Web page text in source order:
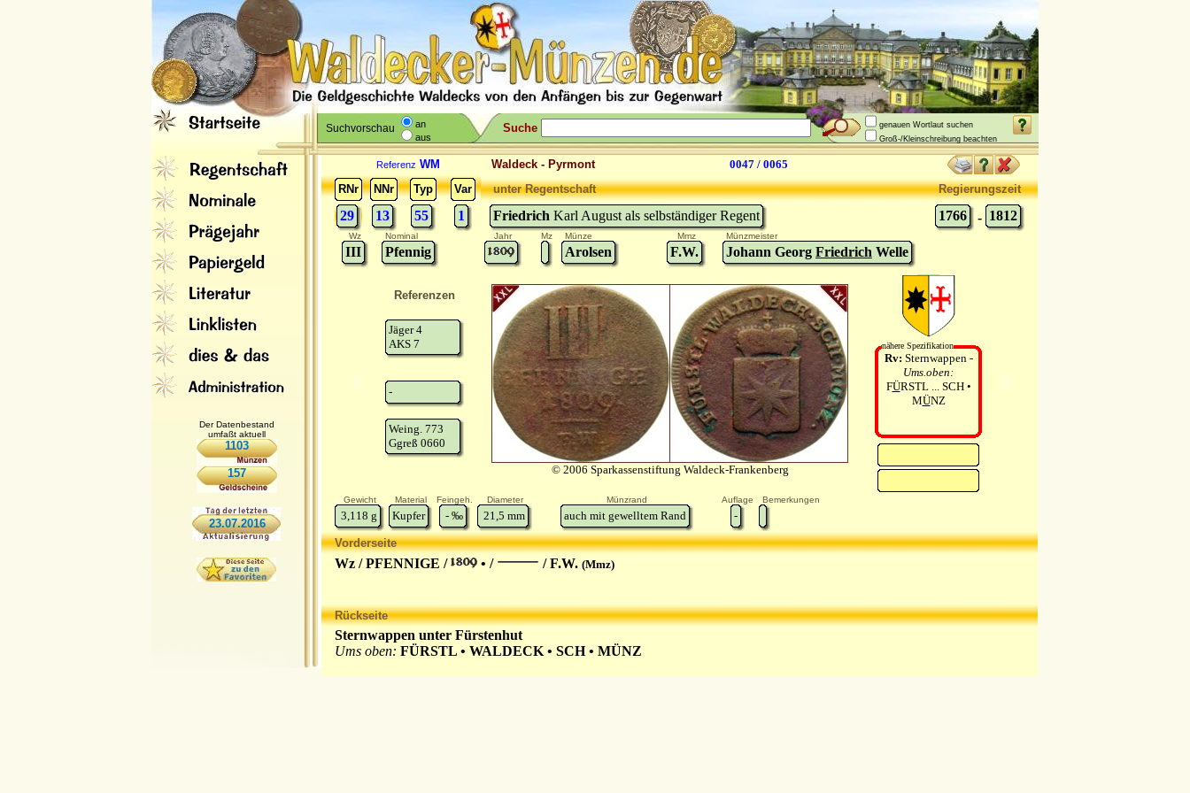
Suchvorschau
an
aus
Suche
genauen Wortlaut suchen
Groß-/Kleinschreibung beachten
Der Datenbestand
umfaßt aktuell
1103
157
23.07.2016
Referenz WM Waldeck - Pyrmont
0047 / 0065
RNr
NNr Typ Var
29 13 55 1
unter Regentschaft Regierungszeit
Friedrich Karl August als selbständiger Regent 1766 - 1812
Wz Nominal Jahr Mz Münze Mmz Münzmeister
III Pfennig Arolsen F.W. Johann Georg Friedrich Welle
Referenzen
Jäger 4
AKS 7
-
Weing. 773
Ggreß 0660
© 2006 Sparkassenstiftung Waldeck-Frankenberg
nähere Spezifikation
Rv: Sternwappen -
Ums.oben:
FÜRSTL ... SCH •
MÜNZ
Gewicht Material Feingeh. Diameter Münzrand Auflage Bemerkungen
3,118 g Kupfer - ‰ 21,5 mm auch mit gewelltem Rand -
Vorderseite
Wz / PFENNIGE / • / / F.W. (Mmz)
Rückseite
Sternwappen unter Fürstenhut
Ums oben: FÜRSTL • WALDECK • SCH • MÜNZ